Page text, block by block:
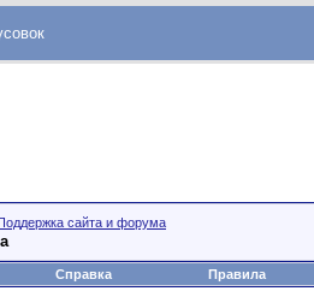
сайта и форума
Справка Правила